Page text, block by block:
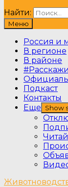
Найти:
Меню
Россия и
В регионе
В районе
Подкаст
Контакты
Еще
Show